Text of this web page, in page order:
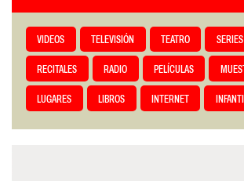
VIDEOS TELEVISIÓN TEATRO SERIES
RECITALES RADIO PELÍCULAS
LUGARES LIBROS INTERNET